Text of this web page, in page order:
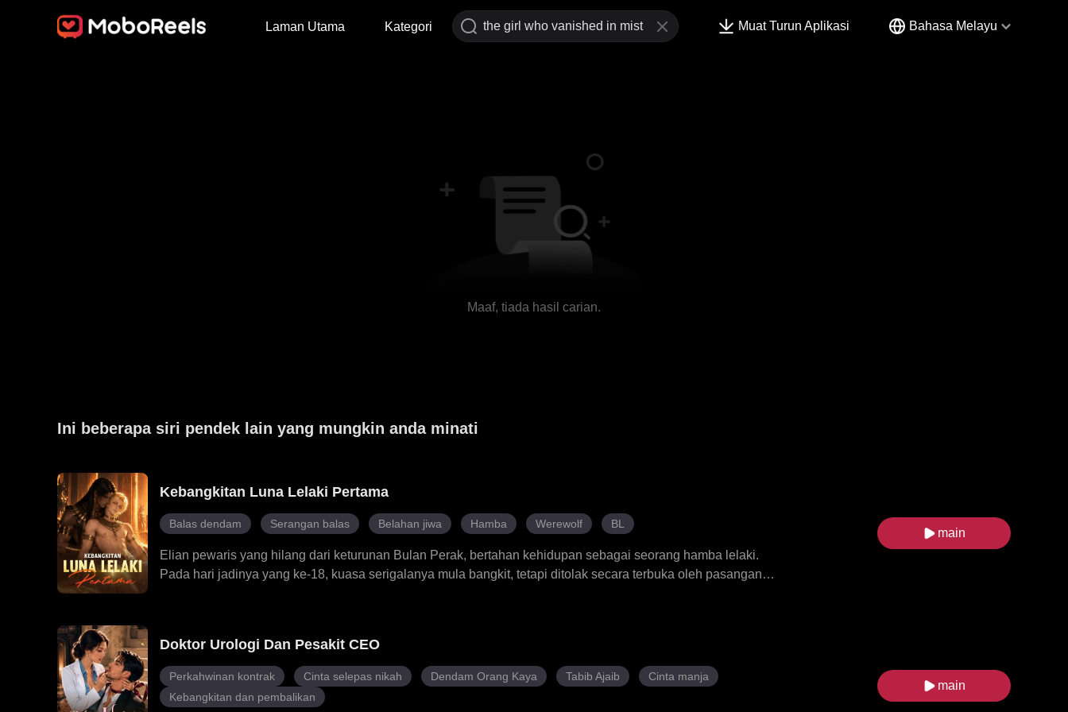
Laman Utama Kategori Muat Turun Aplikasi Bahasa Melayu
Maaf, tiada hasil carian.
Ini beberapa siri pendek lain yang mungkin anda minati
Kebangkitan Luna Lelaki Pertama
Balas dendam Serangan balas Belahan jiwa Hamba Werewolf BL
Elian pewaris yang hilang dari keturunan Bulan Perak, bertahan kehidupan sebagai seorang hamba lelaki.
Pada hari jadinya yang ke-18, kuasa serigalanya mula bangkit, tetapi ditolak secara terbuka oleh pasangan
sumpahan yang dikenakan oleh putera perampas takhta. Dengan Anthony di sisinya, Elian memecahkan
undang-undang kuno yang hanya membenarkan wanita menjadi Luna. Dari seorang hamba kepada seorang
raja, Elian menulis semula peraturan negara dan mengukuhkan tempatnya di sisi putera yang dicintanya.
main
Doktor Urologi Dan Pesakit CEO
Perkahwinan kontrak Cinta selepas nikah Dendam Orang Kaya Tabib Ajaib
Cinta manja
Kebangkitan dan pembalikan
main